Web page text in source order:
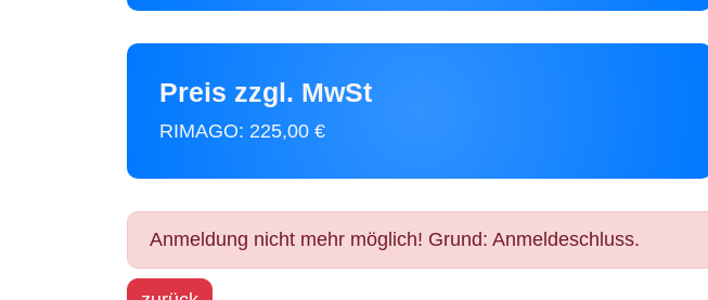
Preis zzgl. MwSt
RIMAGO: 225,00 €
Anmeldung nicht mehr möglich! Grund: Anmeldeschluss.